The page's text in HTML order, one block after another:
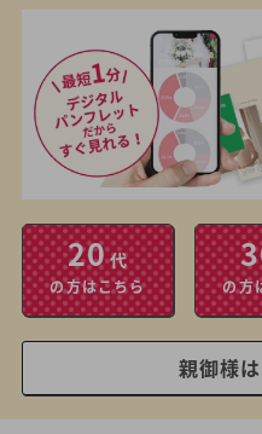
20代
の方はこちら の方
親御様